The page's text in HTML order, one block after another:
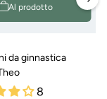
Al prodotto
da ginnastica
8